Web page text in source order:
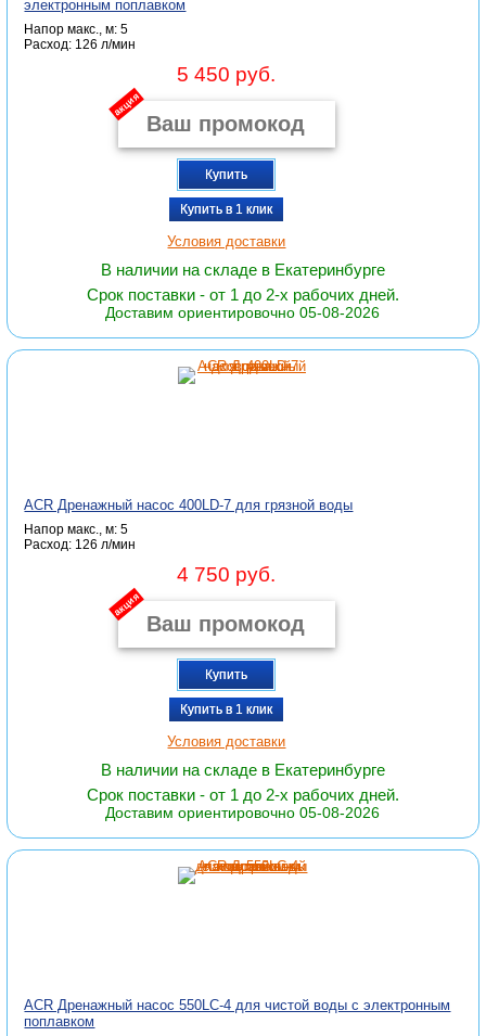
электронным поплавком
Напор макс., м: 5
Расход: 126 л/мин
5 450 руб.
акция
Купить
Купить в 1 клик
Условия доставки
В наличии на складе в Екатеринбурге
Срок поставки - от 1 до 2-х рабочих дней.
Доставим ориентировочно 05-08-2026
ACR Дренажный насос 400LD-7 для грязной воды
Напор макс., м: 5
Расход: 126 л/мин
4 750 руб.
акция
Купить
Купить в 1 клик
Условия доставки
В наличии на складе в Екатеринбурге
Срок поставки - от 1 до 2-х рабочих дней.
Доставим ориентировочно 05-08-2026
ACR Дренажный насос 550LC-4 для чистой воды с электронным
поплавком